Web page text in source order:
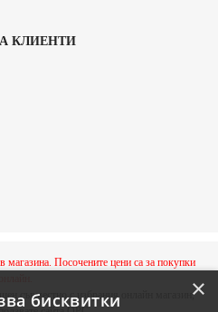
КЛИЕНТИ
магазина. Посочените цени са за покупки
съвместно с избрания онлайн магазин,×
бисквитки